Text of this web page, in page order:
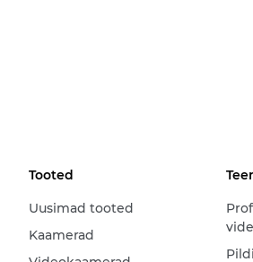
Tooted
Uusimad tooted
Kaamerad